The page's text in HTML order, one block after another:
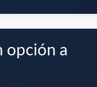
opción a